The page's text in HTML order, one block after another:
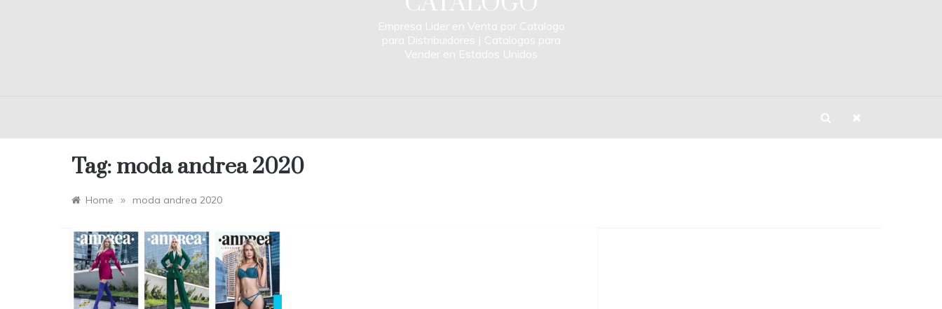
Empresa Lider en Venta por Catalogo
para Distribuidores | Catalogos para
Vender en Estados Unidos
Tag: moda andrea 2020
Home » moda andrea 2020